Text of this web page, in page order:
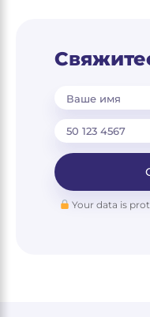
Ваше имя
Your data is